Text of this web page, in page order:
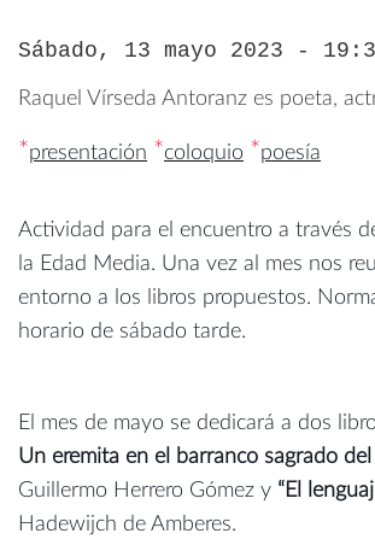
Sábado, 13 mayo 2023 -
Raquel Vírseda Antoranz es poeta,
*presentación *coloquio *poesía
Actividad para el encuentro a través
la Edad Media. Una vez al mes nos
entorno a los libros propuestos.
horario de sábado tarde.
El mes de mayo se dedicará a dos
Un eremita en el barranco sagrado
Guillermo Herrero Gómez y “El
Hadewijch de Amberes.